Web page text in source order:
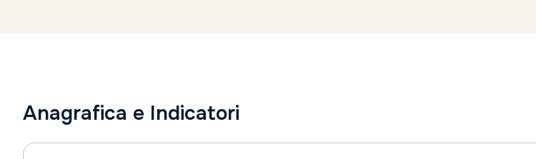
Anagrafica e Indicatori